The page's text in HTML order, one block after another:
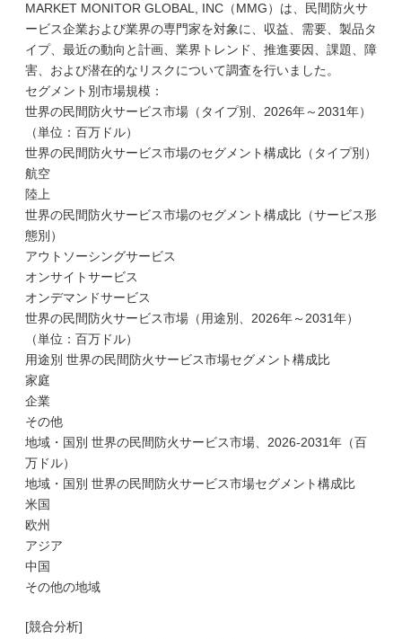
MARKET MONITOR GLOBAL, INC（MMG）は、民間防火サ
ービス企業および業界の専門家を対象に、収益、需要、製品タ
イプ、最近の動向と計画、業界トレンド、推進要因、課題、障
害、および潜在的なリスクについて調査を行いました。
セグメント別市場規模：
世界の民間防火サービス市場（タイプ別、2026年～2031年）
（単位：百万ドル）
世界の民間防火サービス市場のセグメント構成比（タイプ別）
航空
陸上
世界の民間防火サービス市場のセグメント構成比（サービス形
態別）
アウトソーシングサービス
オンサイトサービス
オンデマンドサービス
世界の民間防火サービス市場（用途別、2026年～2031年）
（単位：百万ドル）
用途別 世界の民間防火サービス市場セグメント構成比
家庭
企業
その他
地域・国別 世界の民間防火サービス市場、2026-2031年（百
万ドル）
地域・国別 世界の民間防火サービス市場セグメント構成比
米国
欧州
アジア
中国
その他の地域
[競合分析]